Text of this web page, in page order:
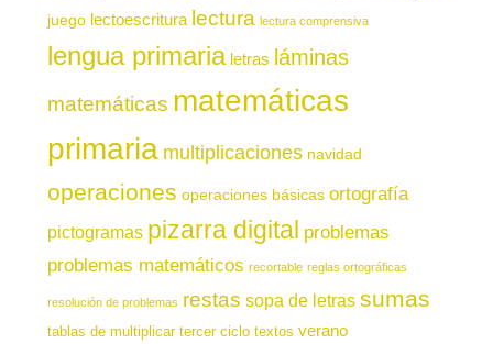
juego lectoescritura lectura lectura comprensiva
lengua primaria letras láminas
matemáticas matemáticas
primaria multiplicaciones navidad
operaciones operaciones básicas ortografía
pictogramas pizarra digital problemas
problemas matemáticos recortable reglas ortográficas
resolución de problemas restas sopa de letras sumas
tablas de multiplicar tercer ciclo textos verano